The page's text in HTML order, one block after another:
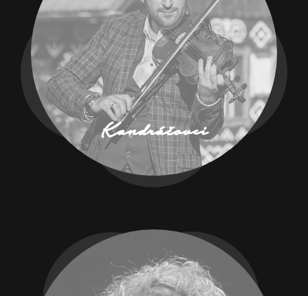
Kandráčovci